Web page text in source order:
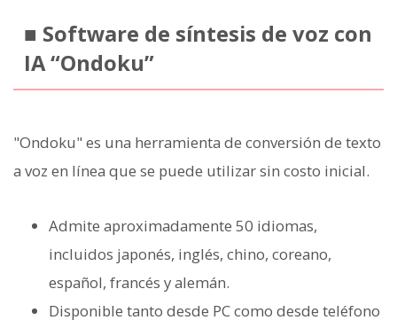
■ Software de síntesis de voz con
IA “Ondoku”
"Ondoku" es una herramienta de conversión de texto
a voz en línea que se puede utilizar sin costo inicial.
Admite aproximadamente 50 idiomas,
incluidos japonés, inglés, chino, coreano,
español, francés y alemán.
Disponible tanto desde PC como desde teléfono